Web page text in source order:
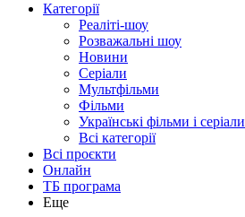
Категорії
Реаліті-шоу
Розважальні шоу
Новини
Серіали
Мультфільми
Фільми
Українські фільми і серіали
Всі категорії
Всі проєкти
Онлайн
ТБ програма
Еще